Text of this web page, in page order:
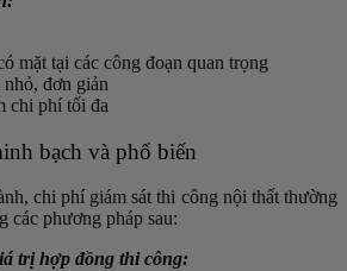
mặt tại các công đoạn quan trọng
đơn giản
chi phí tối đa
bạch và phổ biến
chi phí giám sát thi công nội thất thường
các phương pháp sau:
trị hợp đồng thi công: